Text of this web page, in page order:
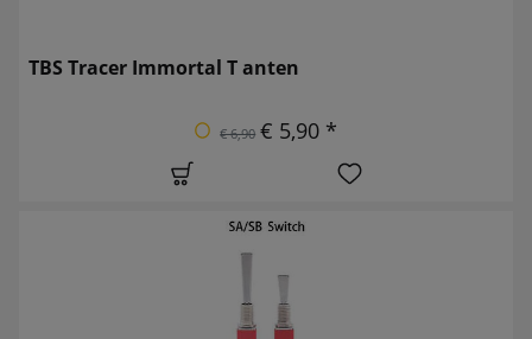
TBS Tracer Immortal T anten
€ 6,90 € 5,90 *